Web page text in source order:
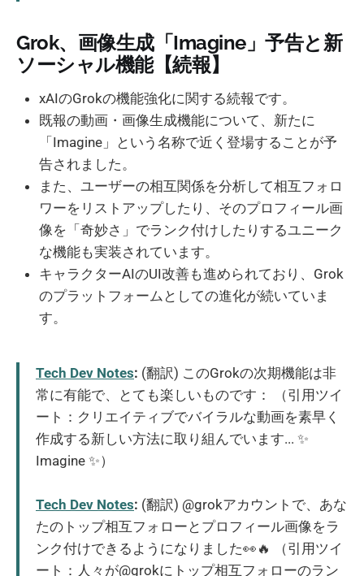
Grok、画像生成「Imagine」予告と新
ソーシャル機能【続報】
xAIのGrokの機能強化に関する続報です。
既報の動画・画像生成機能について、新たに
「Imagine」という名称で近く登場することが予
告されました。
また、ユーザーの相互関係を分析して相互フォロ
ワーをリストアップしたり、そのプロフィール画
像を「奇妙さ」でランク付けしたりするユニーク
な機能も実装されています。
キャラクターAIのUI改善も進められており、Grok
のプラットフォームとしての進化が続いていま
す。
Tech Dev Notes: (翻訳) このGrokの次期機能は非
常に有能で、とても楽しいものです： （引用ツイ
ート：クリエイティブでバイラルな動画を素早く
作成する新しい方法に取り組んでいます... ✨
Imagine ✨）
Tech Dev Notes: (翻訳) @grokアカウントで、あな
たのトップ相互フォローとプロフィール画像をラ
ンク付けできるようになりました👀🔥 （引用ツイ
ート：人々が@grokにトップ相互フォローのラン